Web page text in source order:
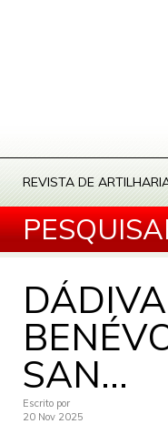
REVISTA DE
DÁDIVA
SAN...
Escrito por
20 Nov 2025